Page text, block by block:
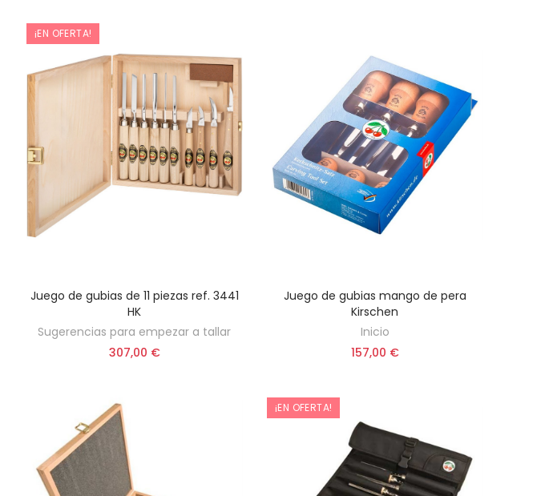
¡EN OFERTA!
AÑADIR AL CARRITO
Juego de gubias de 11 piezas ref. 3441
HK
Sugerencias para empezar a tallar
307,00 €
AÑADIR AL CARRITO
Juego de gubias mango de pera
Kirschen
Inicio
157,00 €
¡EN OFERTA!